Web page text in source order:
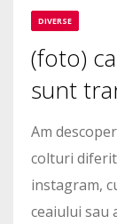
DIVERSE
(foto)
sunt
Am
colturi
instagram,
ceaiului sau